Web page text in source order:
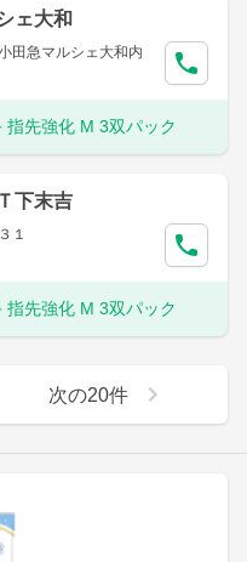
ェ大和
田急マルシェ大和内
指先強化 M 3双パック
下末吉
１
指先強化 M 3双パック
次の20件